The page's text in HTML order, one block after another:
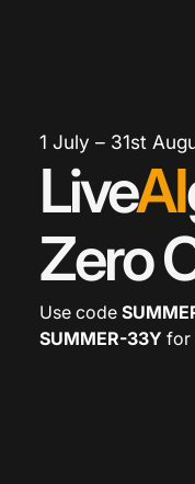
1 July – 31st
LiveAI
Zero
Use code
SUMMER-33Y for